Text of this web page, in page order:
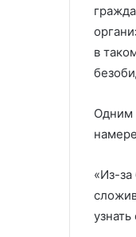
в
Одним
«Из-